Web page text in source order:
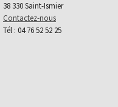
38 330 Saint-Ismier
Contactez-nous
Tél : 04 76 52 52 25